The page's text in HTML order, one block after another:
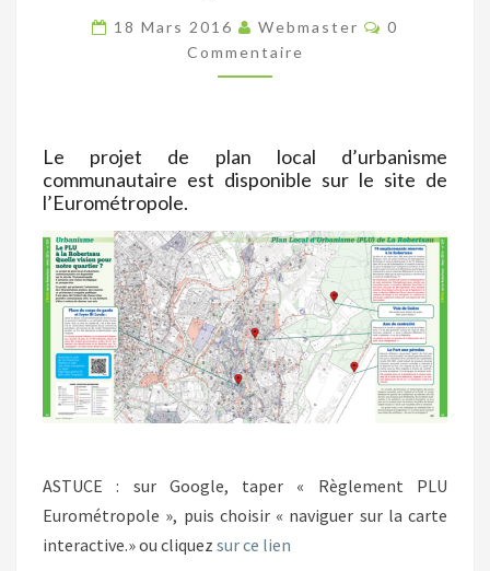
QUOI
18 Mars 2016 Webmaster
0
Commentaire
Le projet de plan local d’urbanisme
communautaire est disponible sur le site de
l’Eurométropole.
ASTUCE : sur Google, taper « Règlement PLU
Eurométropole », puis choisir « naviguer sur la carte
interactive.» ou cliquez sur ce lien